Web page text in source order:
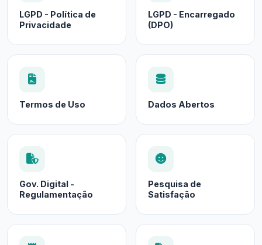
LGPD - Política de
Privacidade
LGPD - Encarregado
(DPO)
Termos de Uso Dados Abertos
Gov. Digital -
Regulamentação
Pesquisa de
Satisfação